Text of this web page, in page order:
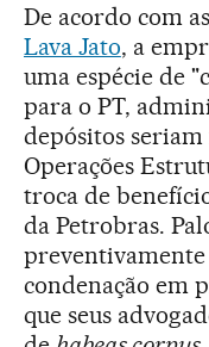
De acordo com
Lava Jato, a
uma espécie de
para o PT,
depósitos
Operações
troca de
da Petrobras.
preventivamente
condenação em
que seus